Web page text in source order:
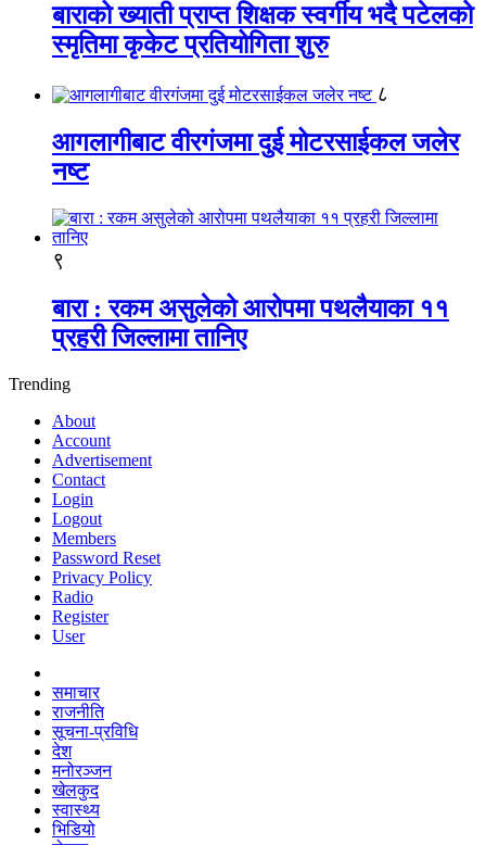
बाराको ख्याती प्राप्त शिक्षक स्वर्गीय भदै पटेलको
स्मृतिमा कृकेट प्रतियोगिता शुरु
८
आगलागीबाट वीरगंजमा दुई मोटरसाईकल जलेर
नष्ट
९
बारा : रकम असुलेको आरोपमा पथलैयाका ११
प्रहरी जिल्लामा तानिए
Trending
About
Account
Advertisement
Contact
Login
Logout
Members
Password Reset
Privacy Policy
Radio
Register
User
समाचार
राजनीति
सूचना-प्रविधि
देश
मनोरञ्जन
खेलकुद
स्वास्थ्य
भिडियो